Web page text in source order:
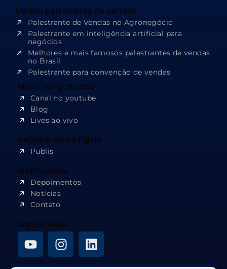
Melhor palestrante de vendas
Palestrante de Vendas no Agronegócio
Palestrante em inteligência artificial para
negócios
Melhores e mais famosos palestrantes de vendas
no Brasil
Palestrante para convenção de vendas
Materiais gratuitos
Canal no youtube
Blog
Lives ao vivo
Anúncie com o Flávio
Publis
Institucional
Depoimentos
Notícias
Contato
Siga o Flávio